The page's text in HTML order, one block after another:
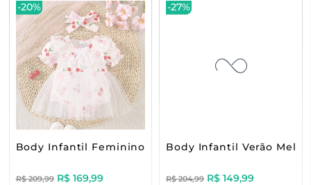
-20%
Body Infantil Feminino Cerejinhas
R$ 209,99 R$ 169,99
-27%
Body Infantil Verão
R$ 204,99 R$ 149,99